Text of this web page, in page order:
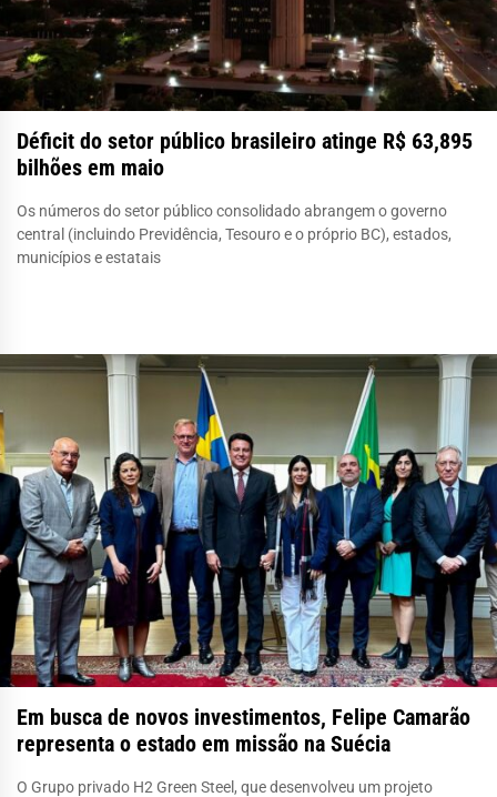
Déficit do setor público brasileiro atinge R$ 63,895
bilhões em maio
Os números do setor público consolidado abrangem o governo
central (incluindo Previdência, Tesouro e o próprio BC), estados,
municípios e estatais
Em busca de novos investimentos, Felipe Camarão
representa o estado em missão na Suécia
O Grupo privado H2 Green Steel, que desenvolveu um projeto